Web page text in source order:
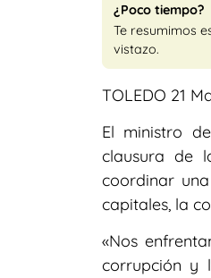
¿Poco tiempo?
Te resumimos
vistazo.
TOLEDO 21
El ministro
clausura de
coordinar
capitales, la
«Nos
corrupción y